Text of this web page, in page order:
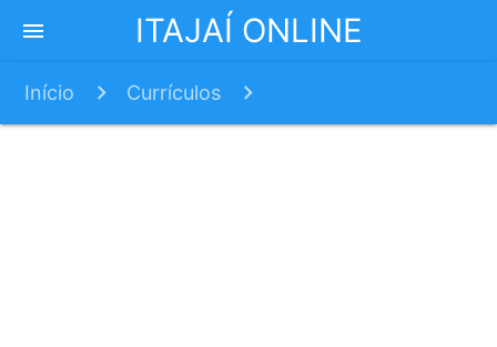
ITAJAÍ ONLINE
menu
Início Currículos